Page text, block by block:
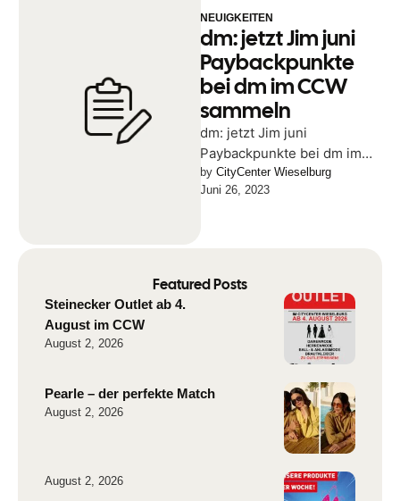
NEUIGKEITEN
dm: jetzt Jim juni
Paybackpunkte
bei dm im CCW
sammeln
dm: jetzt Jim juni
Paybackpunkte bei dm im
CCW sammeln
by CityCenter Wieselburg
Juni 26, 2023
Featured Posts
Steinecker Outlet ab 4.
August im CCW
August 2, 2026
Pearle – der perfekte Match
August 2, 2026
August 2, 2026